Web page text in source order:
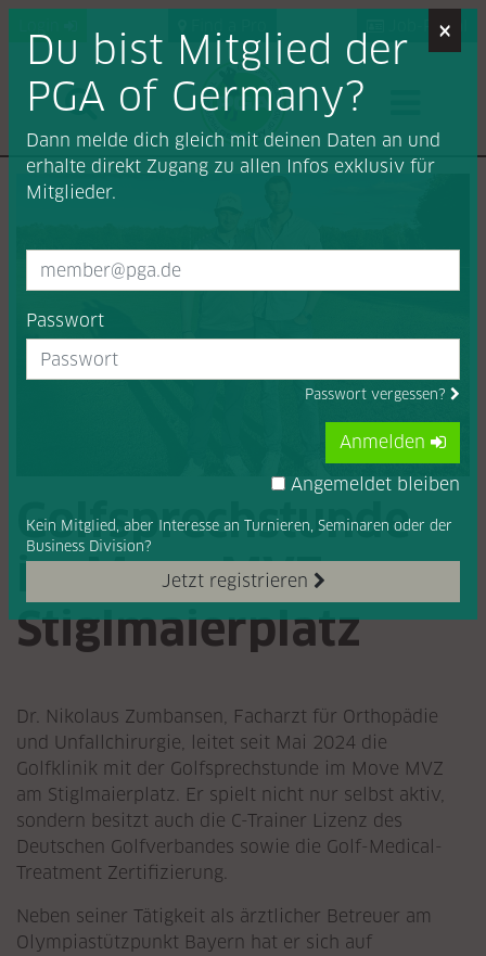
Job-Portal
Golfsprechstunde
im Move MVZ am
Stiglmaierplatz
Dr. Nikolaus Zumbansen, Facharzt für Orthopädie
und Unfallchirurgie, leitet seit Mai 2024 die
Golfklinik mit der Golfsprechstunde im Move MVZ
am Stiglmaierplatz. Er spielt nicht nur selbst aktiv,
sondern besitzt auch die C-Trainer Lizenz des
Deutschen Golfverbandes sowie die Golf-Medical-
Treatment Zertifizierung.
Neben seiner Tätigkeit als ärztlicher Betreuer am
Olympiastützpunkt Bayern hat er sich auf
×
Du bist Mitglied der
PGA of Germany?
Dann melde dich gleich mit deinen Daten an und
erhalte direkt Zugang zu allen Infos exklusiv für
Mitglieder.
Passwort
Passwort vergessen?
Jetzt registrieren
Kein Mitglied, aber Interesse an Turnieren, Seminaren oder der
Business Division?
Anmelden
Angemeldet bleiben